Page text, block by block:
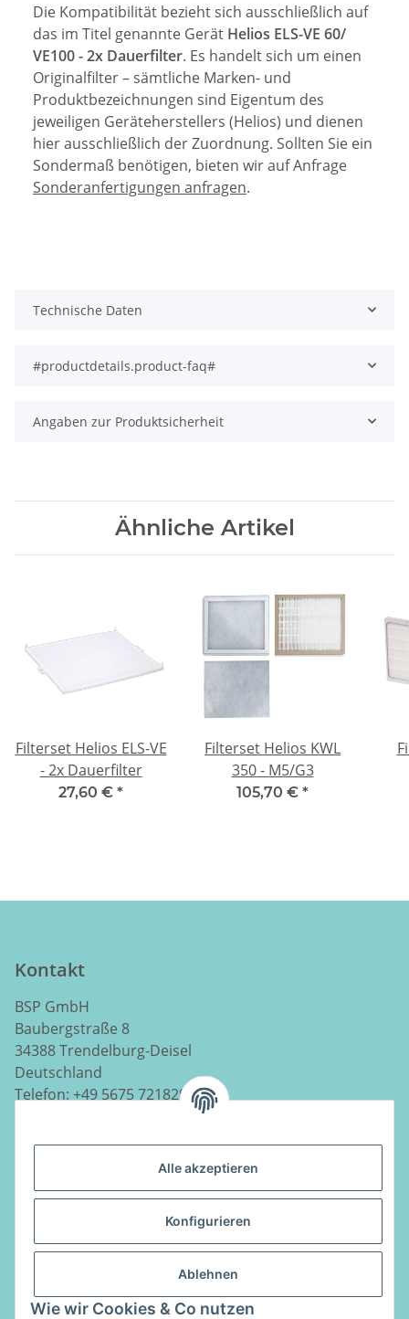
Alle akzeptieren
Konfigurieren
Ablehnen
Wie wir Cookies & Co nutzen
Die Kompatibilität bezieht sich ausschließlich auf
das im Titel genannte Gerät Helios ELS-VE 60/
VE100 - 2x Dauerfilter. Es handelt sich um einen
Originalfilter – sämtliche Marken- und
Produktbezeichnungen sind Eigentum des
jeweiligen Geräteherstellers (Helios) und dienen
hier ausschließlich der Zuordnung. Sollten Sie ein
Sondermaß benötigen, bieten wir auf Anfrage
Sonderanfertigungen anfragen.
Technische Daten
#productdetails.product-faq#
Angaben zur Produktsicherheit
Ähnliche Artikel
Filterset Helios ELS-VE
- 2x Dauerfilter
27,60 € *
Filterset Helios KWL
350 - M5/G3
105,70 € *
Kontakt
BSP GmbH
Baubergstraße 8
34388 Trendelburg-Deisel
Deutschland
Telefon: +49 5675 7218290
Informationen
Gesetzliche Informationen